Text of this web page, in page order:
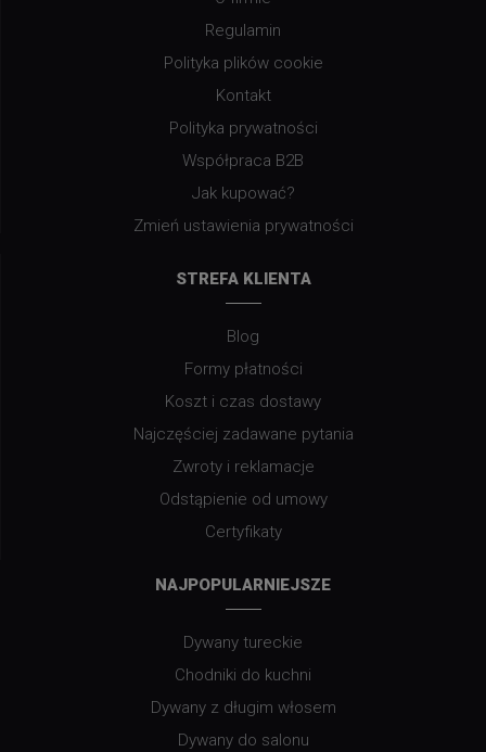
Regulamin
Polityka plików cookie
Kontakt
Polityka prywatności
Współpraca B2B
Jak kupować?
Zmień ustawienia prywatności
STREFA KLIENTA
Blog
Formy płatności
Koszt i czas dostawy
Najczęściej zadawane pytania
Zwroty i reklamacje
Odstąpienie od umowy
Certyfikaty
NAJPOPULARNIEJSZE
Dywany tureckie
Chodniki do kuchni
Dywany z długim włosem
Dywany do salonu